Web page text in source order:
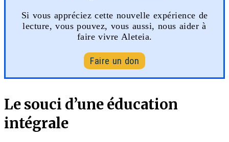
Si vous appréciez cette nouvelle expérience de
lecture, vous pouvez, vous aussi, nous aider à
faire vivre Aleteia.
Faire un don
Le souci d’une éducation
intégrale